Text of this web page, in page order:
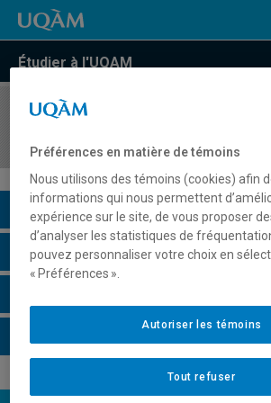
Étudier à l'UQAM
COURS//
Description du cours
Horaire - Été 2026
Préférences en matière de témoins
Nous utilisons des témoins (cookies) afin
informations qui nous permettent
expérience sur le site, de vous proposer
d’analyser les statistiques de
pouvez personnaliser votre choix en
« Préférences ».
Tout refuser
Autoriser les témoins